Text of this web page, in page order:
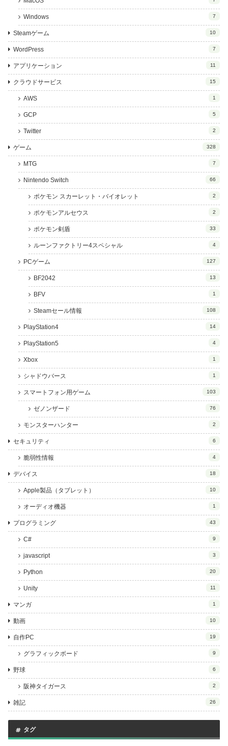
Windows 7
Steamゲーム 10
WordPress 7
アプリケーション 11
クラウドサービス 15
AWS 1
GCP 5
Twitter 2
ゲーム 328
MTG 7
Nintendo Switch 66
ポケモン スカーレット・バイオレット 2
ポケモンアルセウス 2
ポケモン剣盾 33
ルーンファクトリー4スペシャル 4
PCゲーム 127
BF2042 13
BFV 1
Steamセール情報 108
PlayStation4 14
PlayStation5 4
Xbox 1
シャドウバース 1
スマートフォン用ゲーム 103
ゼノンザード 76
モンスターハンター 2
セキュリティ 6
脆弱性情報 4
デバイス 18
Apple製品（タブレット） 10
オーディオ機器 1
プログラミング 43
C# 9
javascript 3
Python 20
Unity 11
マンガ 1
動画 10
自作PC 19
グラフィックボード 9
野球 6
阪神タイガース 2
雑記 26
タグ